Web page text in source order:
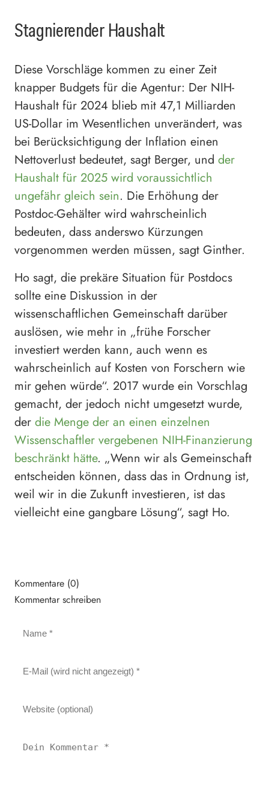
Stagnierender Haushalt
Diese Vorschläge kommen zu einer Zeit
knapper Budgets für die Agentur: Der NIH-
Haushalt für 2024 blieb mit 47,1 Milliarden
US-Dollar im Wesentlichen unverändert, was
bei Berücksichtigung der Inflation einen
Nettoverlust bedeutet, sagt Berger, und der
Haushalt für 2025 wird voraussichtlich
ungefähr gleich sein. Die Erhöhung der
Postdoc-Gehälter wird wahrscheinlich
bedeuten, dass anderswo Kürzungen
vorgenommen werden müssen, sagt Ginther.
Ho sagt, die prekäre Situation für Postdocs
sollte eine Diskussion in der
wissenschaftlichen Gemeinschaft darüber
auslösen, wie mehr in „frühe Forscher
investiert werden kann, auch wenn es
wahrscheinlich auf Kosten von Forschern wie
mir gehen würde“. 2017 wurde ein Vorschlag
gemacht, der jedoch nicht umgesetzt wurde,
der die Menge der an einen einzelnen
Wissenschaftler vergebenen NIH-Finanzierung
beschränkt hätte. „Wenn wir als Gemeinschaft
entscheiden können, dass das in Ordnung ist,
weil wir in die Zukunft investieren, ist das
vielleicht eine gangbare Lösung“, sagt Ho.
Kommentare (0)
Kommentar schreiben